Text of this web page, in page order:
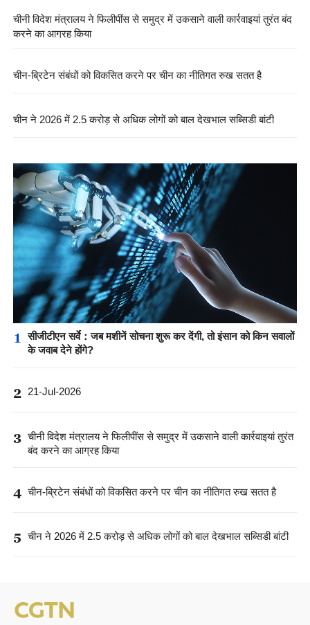
चीनी विदेश मंत्रालय ने फिलीपींस से समुद्र में उकसाने वाली कार्रवाइयां तुरंत बंद
करने का आग्रह किया
चीन-ब्रिटेन संबंधों को विकसित करने पर चीन का नीतिगत रुख सतत है
चीन ने 2026 में 2.5 करोड़ से अधिक लोगों को बाल देखभाल सब्सिडी बांटी
1
सीजीटीएन सर्वे：जब मशीनें सोचना शुरू कर देंगी, तो इंसान को किन सवालों
के जवाब देने होंगे?
2 21-Jul-2026
3 चीनी विदेश मंत्रालय ने फिलीपींस से समुद्र में उकसाने वाली कार्रवाइयां तुरंत
बंद करने का आग्रह किया
4 चीन-ब्रिटेन संबंधों को विकसित करने पर चीन का नीतिगत रुख सतत है
5 चीन ने 2026 में 2.5 करोड़ से अधिक लोगों को बाल देखभाल सब्सिडी बांटी